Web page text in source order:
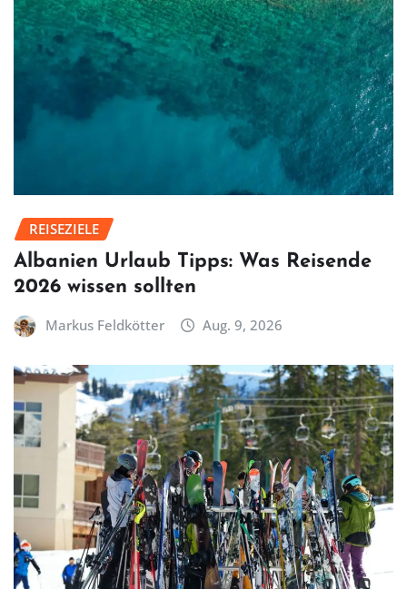
REISEZIELE
Albanien Urlaub Tipps: Was Reisende
2026 wissen sollten
Markus Feldkötter Aug. 9, 2026